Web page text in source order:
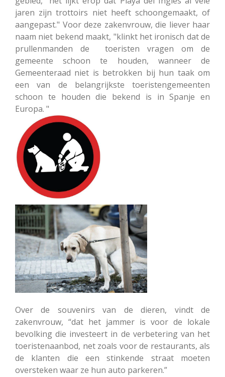
jaren zijn trottoirs niet heeft schoongemaakt, of
aangepast." Voor deze zakenvrouw, die liever haar
naam niet bekend maakt, "klinkt het ironisch dat de
prullenmanden de toeristen vragen om de
gemeente schoon te houden, wanneer de
Gemeenteraad niet is betrokken bij hun taak om
een van de belangrijkste toeristengemeenten
schoon te houden die bekend is in Spanje en
Europa. "
Over de souvenirs van de dieren, vindt de
zakenvrouw, “dat het jammer is voor de lokale
bevolking die investeert in de verbetering van het
toeristenaanbod, net zoals voor de restaurants, als
de klanten die een stinkende straat moeten
oversteken waar ze hun auto parkeren.”